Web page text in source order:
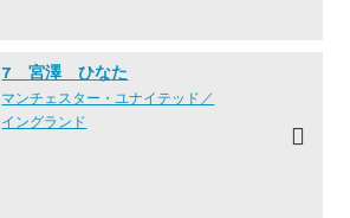
7 宮澤 ひなた
マンチェスター・ユナイテッド／
イングランド